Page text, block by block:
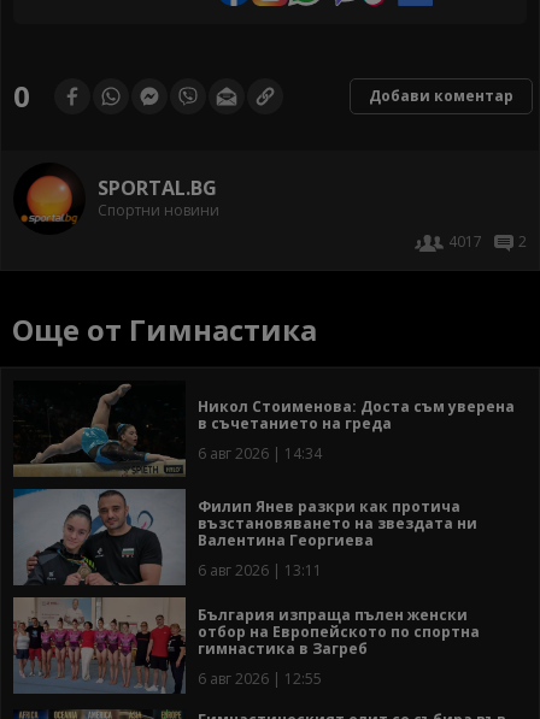
0 Добави коментар
SPORTAL.BG
Спортни новини
4017
2
Още от Гимнастика
Никол Стоименова: Доста съм уверена
в съчетанието на греда
6 авг 2026 | 14:34
Филип Янев разкри как протича
възстановяването на звездата ни
Валентина Георгиева
6 авг 2026 | 13:11
България изпраща пълен женски
отбор на Европейското по спортна
гимнастика в Загреб
6 авг 2026 | 12:55